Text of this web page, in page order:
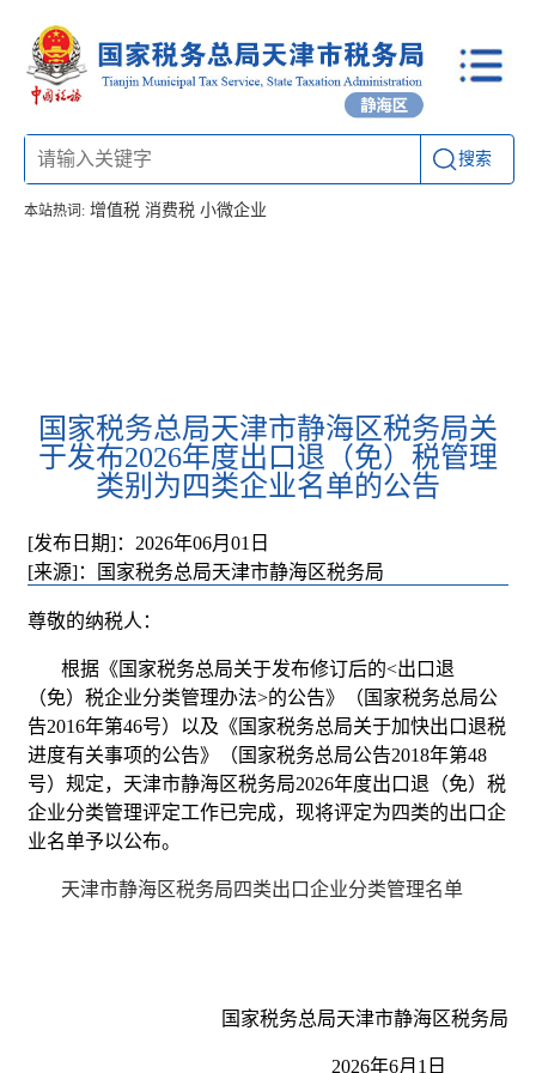
搜索
本站热词: 增值税 消费税 小微企业
国家税务总局天津市静海区税务局关
于发布2026年度出口退（免）税管理
类别为四类企业名单的公告
[发布日期]：2026年06月01日
[来源]：国家税务总局天津市静海区税务局
尊敬的纳税人：
根据《国家税务总局关于发布修订后的<出口退
（免）税企业分类管理办法>的公告》（国家税务总局公
告2016年第46号）以及《国家税务总局关于加快出口退税
进度有关事项的公告》（国家税务总局公告2018年第48
号）规定，天津市静海区税务局2026年度出口退（免）税
企业分类管理评定工作已完成，现将评定为四类的出口企
业名单予以公布。
天津市静海区税务局四类出口企业分类管理名单
国家税务总局天津市静海区税务局
2026年6月1日